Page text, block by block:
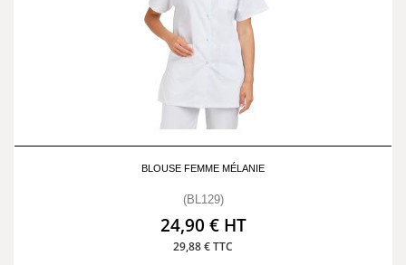
BLOUSE FEMME MÉLANIE
(BL129)
24,90 € HT
29,88 € TTC